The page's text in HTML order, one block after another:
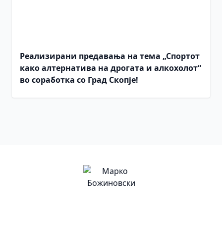
Реализирани предавања на тема „Спортот
како алтернатива на дрогата и алкохолот“
во соработка со Град Скопје!